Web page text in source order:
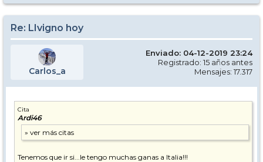
Re: LIvigno hoy
Carlos_a
Enviado: 04-12-2019 23:24
Registrado: 15 años antes
Mensajes: 17.317
Cita
Ardi46
Tenemos que ir si...le tengo muchas ganas a Italia!!!